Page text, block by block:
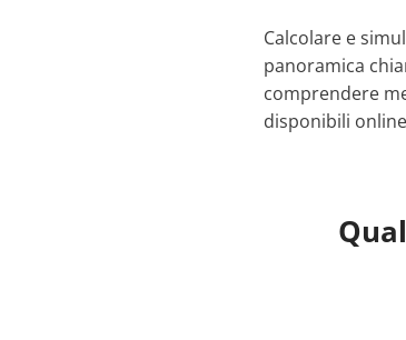
Calcolare e
panoramica
comprendere
disponibili